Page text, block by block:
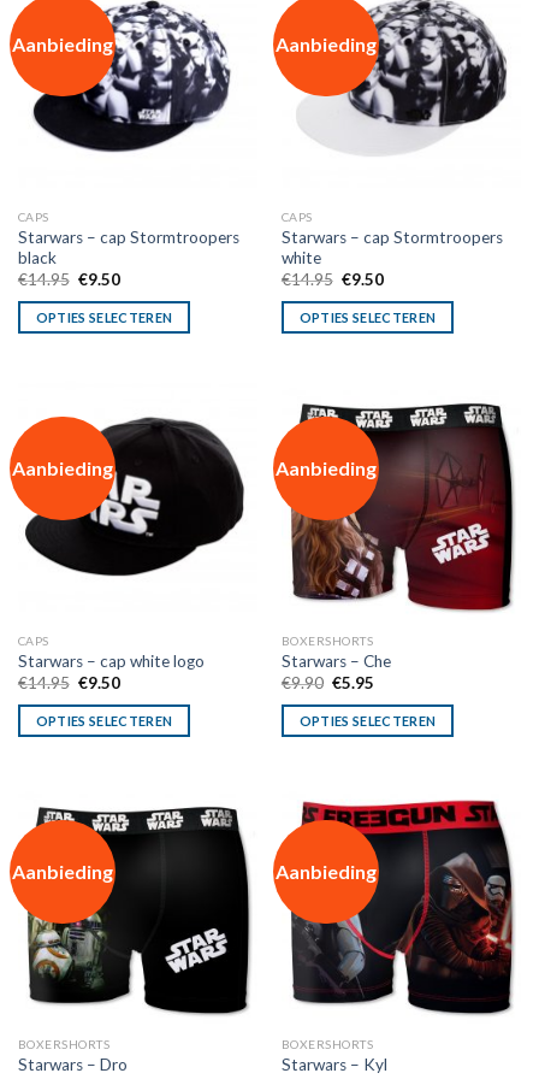
Aanbieding
CAPS
Starwars – cap Stormtroopers
black
€14.95 Oorspronkelijke
was:
€14.95.
€9.50Huidige
is:
€9.50.
OPTIES SELECTEREN
Aanbieding
CAPS
Starwars – cap Stormtroopers
white
€14.95 Oorspronkelijke
was:
€14.95.
€9.50Huidige
is:
€9.50.
OPTIES SELECTEREN
Aanbieding
CAPS
Starwars – cap white logo
€14.95 Oorspronkelijke
was:
€14.95.
€9.50Huidige
is:
€9.50.
OPTIES SELECTEREN
Aanbieding
BOXERSHORTS
Starwars – Che
€9.90 Oorspronkelijke
was:
€9.90.
€5.95Huidige
is:
€5.95.
OPTIES SELECTEREN
Aanbieding
BOXERSHORTS
Starwars – Dro
Aanbieding
BOXERSHORTS
Starwars – Kyl